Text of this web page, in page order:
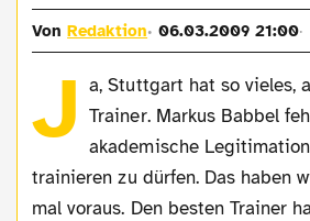
VonRedaktion 06.03.2009 21:00
J a, Stuttgart hat so vieles,
Trainer. Markus Babbel
akademische
trainieren zu dürfen. Das haben
mal voraus. Den besten Trainer